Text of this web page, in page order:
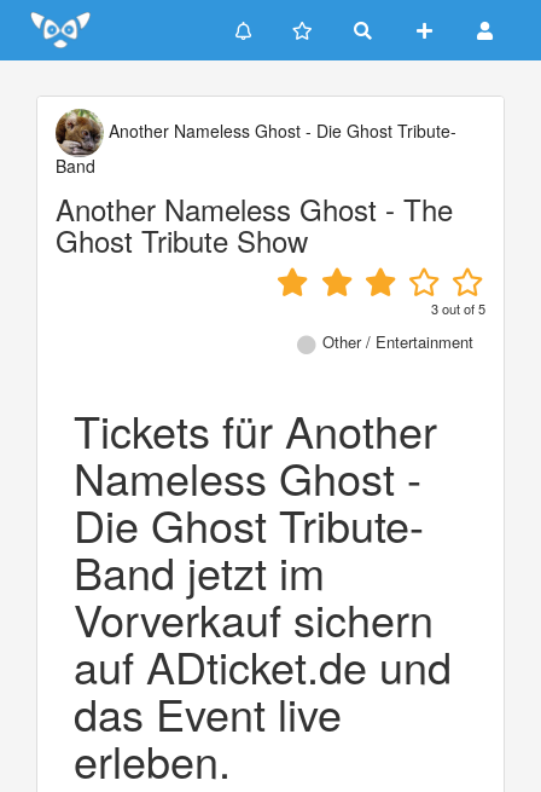
Update cookies preferences
Another Nameless Ghost - Die Ghost Tribute-
Band
Another Nameless Ghost - The
Ghost Tribute Show
3out of5
Other / Entertainment
Tickets für Another
Nameless Ghost -
Die Ghost Tribute-
Band jetzt im
Vorverkauf sichern
auf ADticket.de und
das Event live
erleben.